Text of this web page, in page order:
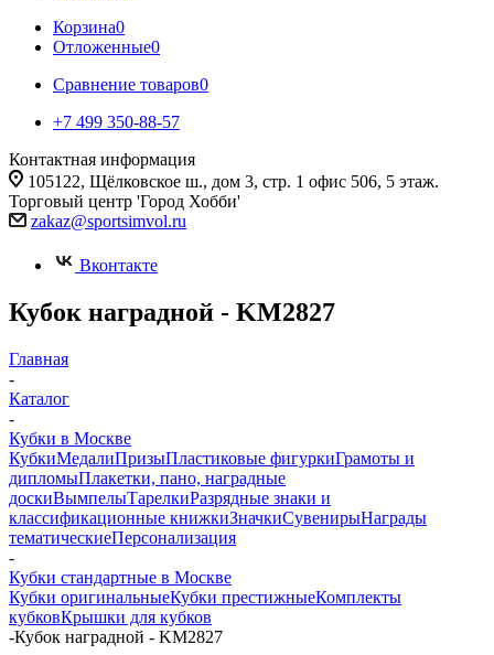
Корзина0
Отложенные0
Сравнение товаров0
+7 499 350-88-57
Контактная информация
105122, Щёлковское ш., дом 3, стр. 1 офис 506, 5 этаж.
Торговый центр 'Город Хобби'
zakaz@sportsimvol.ru
Вконтакте
Кубок наградной - KM2827
Главная
-
Каталог
-
Кубки в Москве
КубкиМедалиПризыПластиковые фигуркиГрамоты и
дипломыПлакетки, пано, наградные
доскиВымпелыТарелкиРазрядные знаки и
классификационные книжкиЗначкиСувенирыНаграды
тематическиеПерсонализация
-
Кубки стандартные в Москве
Кубки оригинальныеКубки престижныеКомплекты
кубковКрышки для кубков
-Кубок наградной - KM2827